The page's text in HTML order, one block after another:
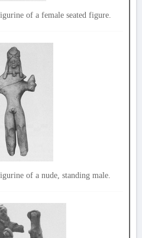
of a female seated figure.
of a nude, standing male.